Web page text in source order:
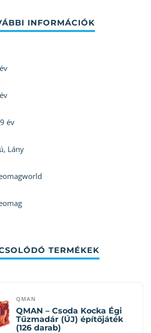
év
, Lány
TERMÉKEK
QMAN
QMAN – Csoda Kocka Égi
Tűzmadár (ÚJ) építőjáték
(126 darab)